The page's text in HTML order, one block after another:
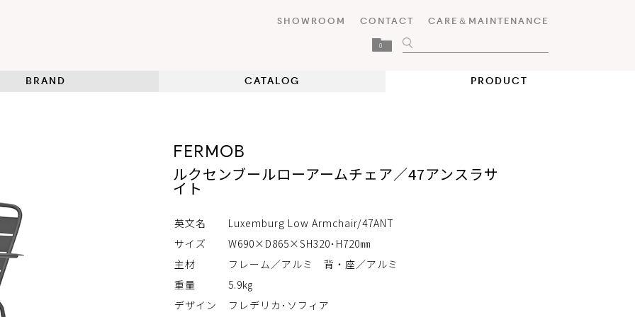
SHOWROOM CONTACT CARE＆MAINTENANCE
0
BRAND CATALOG PRODUCT
FERMOB
ルクセンブールローアームチェア／47アンスラサ
イト
英文名
Luxemburg Low Armchair/47ANT
サイズ
W690×D865×SH320･H720㎜
主材
フレーム／アルミ 背・座／アルミ
重量
5.9㎏
デザイン
フレデリカ･ソフィア